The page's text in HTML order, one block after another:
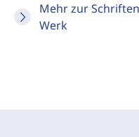
Mehr zur
Werk